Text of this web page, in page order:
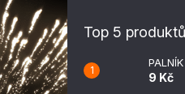
Top 5 produktů
9 Kč